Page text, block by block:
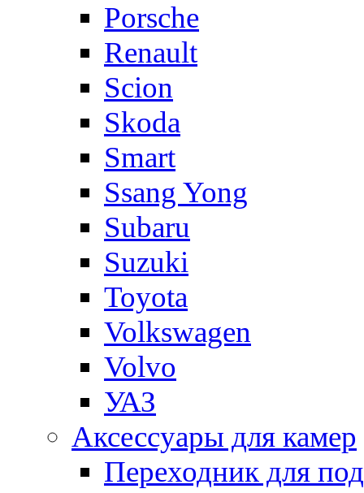
Porsche
Renault
Scion
Skoda
Smart
Ssang Yong
Subaru
Suzuki
Toyota
Volkswagen
Volvo
УАЗ
Аксессуары для камер
Переходник для